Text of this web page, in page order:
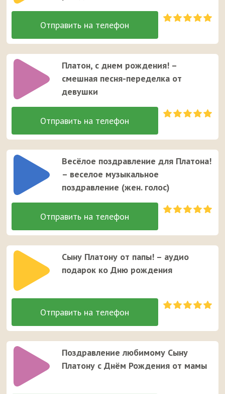
Платон, с днем рождения! –
смешная песня-переделка от
девушки
Весёлое поздравление для Платона!
– веселое музыкальное
поздравление (жен. голос)
Сыну Платону от папы! – аудио
подарок ко Дню рождения
Поздравление любимому Сыну
Платону с Днём Рождения от мамы